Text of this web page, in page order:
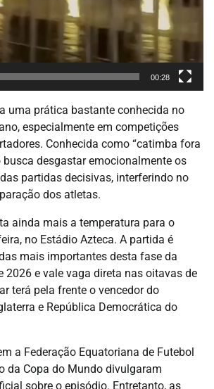
00:28
uma prática bastante conhecida no
especialmente em competições
Conhecida como “catimba fora
busca desgastar emocionalmente os
partidas decisivas, interferindo no
dos atletas.
ainda mais a temperatura para o
no Estádio Azteca. A partida é
mais importantes desta fase da
2026 e vale vaga direta nas oitavas de
terá pela frente o vencedor do
e República Democrática do
a Federação Equatoriana de Futebol
da Copa do Mundo divulgaram
sobre o episódio. Entretanto, as